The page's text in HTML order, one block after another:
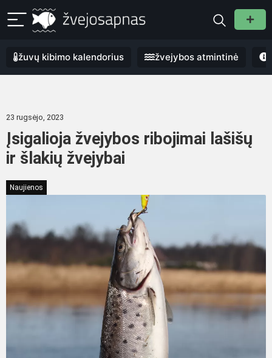
žuvų kibimo kalendorius žvejybos atmintinė
23 rugsėjo, 2023
Įsigalioja žvejybos ribojimai lašišų
ir šlakių žvejybai
Naujienos